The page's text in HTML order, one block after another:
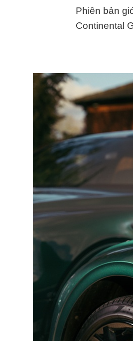
Phiên bản
Continental